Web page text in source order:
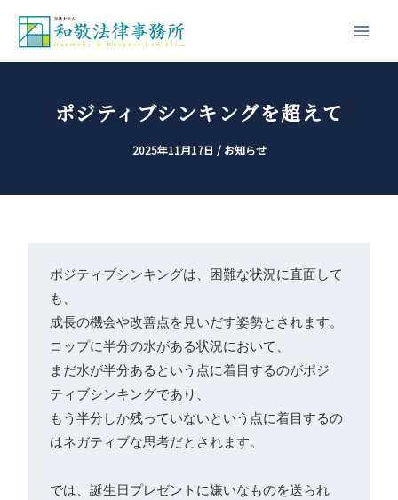
を
ポジティブシンキングを超えて
2025年11月17日 / お知らせ
ポジティブシンキングは、困難な状況に直面して
も、
成長の機会や改善点を見いだす姿勢とされます。
コップに半分の水がある状況において、
まだ水が半分あるという点に着目するのがポジ
ティブシンキングであり、
もう半分しか残っていないという点に着目するの
はネガティブな思考だとされます。
では、誕生日プレゼントに嫌いなものを送られ
ナ